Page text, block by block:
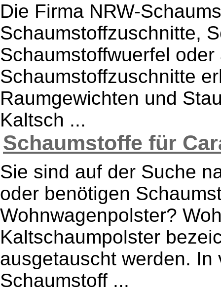
Die Firma NRW-
Schaumstoffzuschnitte,
Schaumstoffwuerfel
Schaumstoffzuschnitte
Raumgewichten und
Kaltsch ...
Schaumstoffe für
Sie sind auf der Suche
oder benötigen
Wohnwagenpolster?
Kaltschaumpolster
ausgetauscht werden.
Schaumstoff ...